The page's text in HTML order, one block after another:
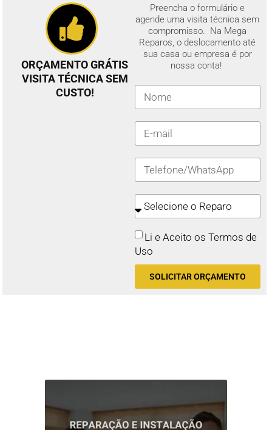
ORÇAMENTO GRÁTIS
VISITA TÉCNICA SEM
CUSTO!
Preencha o formulário e
agende uma visita técnica sem
compromisso. Na Mega
Reparos, o deslocamento até
sua casa ou empresa é por
nossa conta!
Li e Aceito os Termos de
Uso
SOLICITAR ORÇAMENTO